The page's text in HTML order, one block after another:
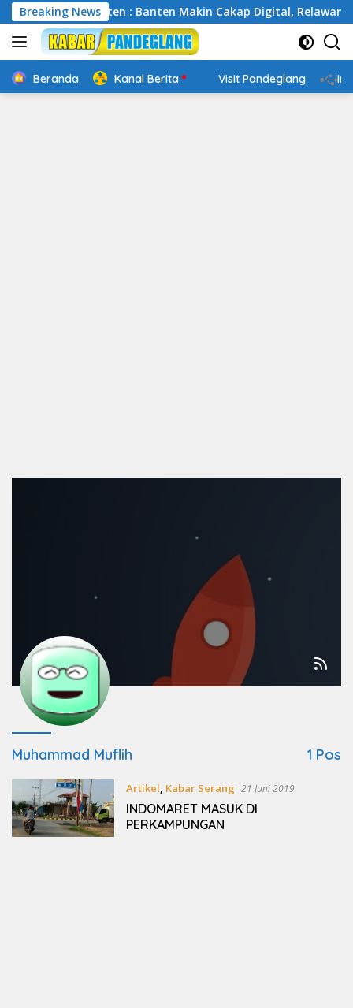
Langsung
ke
konten
Breaking News
TIK Banten : Banten Makin Cakap Digital, Relawan TIK
Beranda Kanal Berita Visit Pandeglang
Muhammad Muflih 1 Pos
Artikel, Kabar Serang 21 Juni 2019
INDOMARET MASUK DI
PERKAMPUNGAN